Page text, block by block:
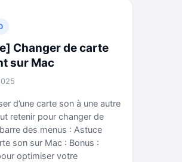
Changer de carte
sur Mac
d’une carte son à une autre
retenir pour changer de
des menus : Astuce
son sur Mac : Bonus :
optimiser votre